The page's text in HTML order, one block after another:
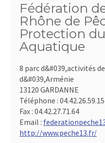
Fédération
Rhône de
Protection
Aquatique
8 parc d&#039,activités
d&#039,Arménie
13120 GARDANNE
Téléphone : 04.42.26.59.15
Fax : 04.42.27.71.64
Email :
http://www.peche13.fr/